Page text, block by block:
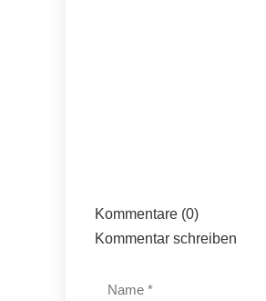
Kommentare (0)
Kommentar schreiben